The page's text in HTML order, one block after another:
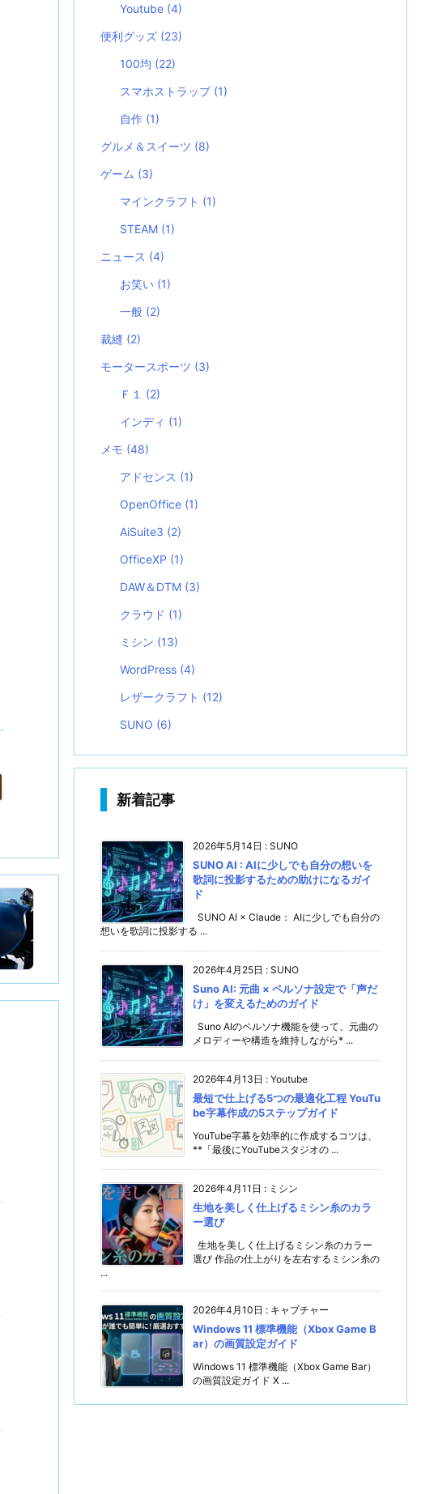
Youtube (4)
便利グッズ (23)
100均 (22)
スマホストラップ (1)
自作 (1)
グルメ＆スイーツ (8)
ゲーム (3)
マインクラフト (1)
STEAM (1)
ニュース (4)
お笑い (1)
一般 (2)
裁縫 (2)
モータースポーツ (3)
Ｆ１ (2)
インディ (1)
メモ (48)
アドセンス (1)
OpenOffice (1)
AiSuite3 (2)
OfficeXP (1)
DAW＆DTM (3)
クラウド (1)
ミシン (13)
WordPress (4)
レザークラフト (12)
SUNO (6)
新着記事
2026年5月14日 : SUNO
SUNO AI : AIに少しでも自分の想いを
歌詞に投影するための助けになるガイ
ド
SUNO AI × Claude： AIに少しでも自分の
想いを歌詞に投影する ...
2026年4月25日 : SUNO
Suno AI: 元曲 × ペルソナ設定で「声だ
け」を変えるためのガイド
Suno AIのペルソナ機能を使って、元曲の
メロディーや構造を維持しながら* ...
2026年4月13日 : Youtube
最短で仕上げる5つの最適化工程 YouTu
be字幕作成の5ステップガイド
YouTube字幕を効率的に作成するコツは、
**「最後にYouTubeスタジオの ...
2026年4月11日 : ミシン
生地を美しく仕上げるミシン糸のカラ
ー選び
生地を美しく仕上げるミシン糸のカラー
選び 作品の仕上がりを左右するミシン糸の
...
2026年4月10日 : キャプチャー
Windows 11 標準機能（Xbox Game B
ar）の画質設定ガイド
Windows 11 標準機能（Xbox Game Bar）
の画質設定ガイド X ...